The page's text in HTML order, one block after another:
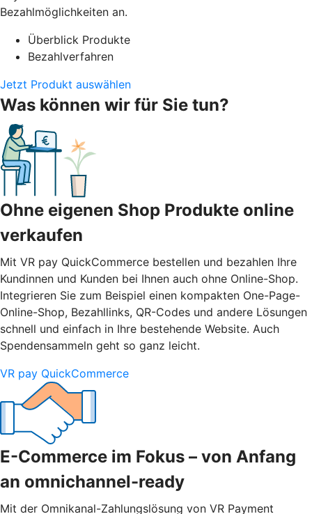
Bezahlmöglichkeiten an.
Überblick Produkte
Bezahlverfahren
Jetzt Produkt auswählen
Was können wir für Sie tun?
Ohne eigenen Shop Produkte online
verkaufen
Mit VR pay QuickCommerce bestellen und bezahlen Ihre
Kundinnen und Kunden bei Ihnen auch ohne Online-Shop.
Integrieren Sie zum Beispiel einen kompakten One-Page-
Online-Shop, Bezahllinks, QR-Codes und andere Lösungen
schnell und einfach in Ihre bestehende Website. Auch
Spendensammeln geht so ganz leicht.
VR pay QuickCommerce
E-Commerce im Fokus – von Anfang
an omnichannel-ready
Mit der Omnikanal-Zahlungslösung von VR Payment